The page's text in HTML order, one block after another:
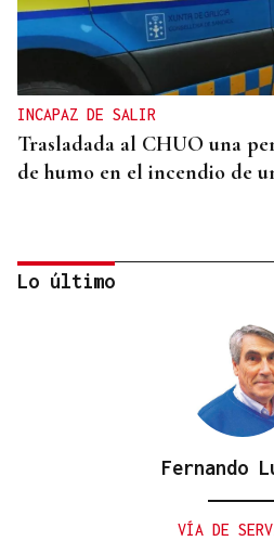
INCAPAZ DE SALIR
Trasladada al CHUO una
de humo en el incendio de
Rescatan a una octogenaria
Lo último
Fernando
VÍA DE